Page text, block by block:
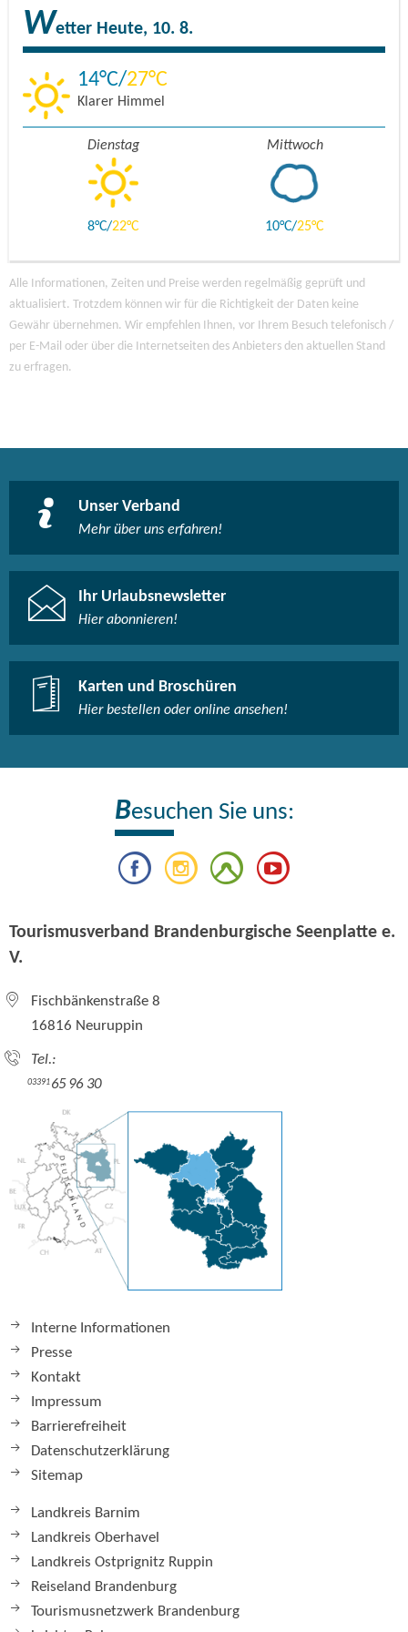
Wetter Heute, 10. 8.
14 27
Klarer Himmel
Dienstag
8 22
Mittwoch
10 25
Alle Informationen, Zeiten und Preise werden regelmäßig geprüft und
aktualisiert. Trotzdem können wir für die Richtigkeit der Daten keine
Gewähr übernehmen. Wir empfehlen Ihnen, vor Ihrem Besuch telefonisch /
per E-Mail oder über die Internetseiten des Anbieters den aktuellen Stand
zu erfragen.
Unser Verband
Mehr über uns erfahren!
Ihr Urlaubsnewsletter
Hier abonnieren!
Karten und Broschüren
Hier bestellen oder online ansehen!
Besuchen Sie uns:
Tourismusverband Brandenburgische Seenplatte e.
V.
Fischbänkenstraße 8
16816 Neuruppin
Tel.:
0339165 96 30
Interne Informationen
Presse
Kontakt
Impressum
Barrierefreiheit
Datenschutzerklärung
Sitemap
Landkreis Barnim
Landkreis Oberhavel
Landkreis Ostprignitz Ruppin
Reiseland Brandenburg
Tourismusnetzwerk Brandenburg